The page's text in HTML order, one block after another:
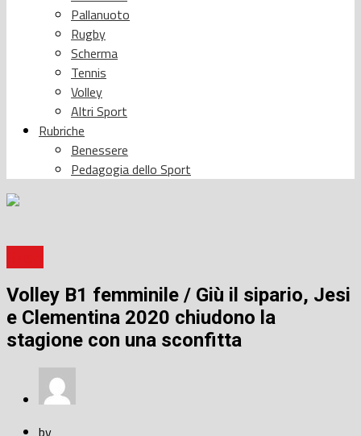
Pallanuoto
Rugby
Scherma
Tennis
Volley
Altri Sport
Rubriche
Benessere
Pedagogia dello Sport
Volley B1 femminile / Giù il sipario, Jesi
e Clementina 2020 chiudono la
stagione con una sconfitta